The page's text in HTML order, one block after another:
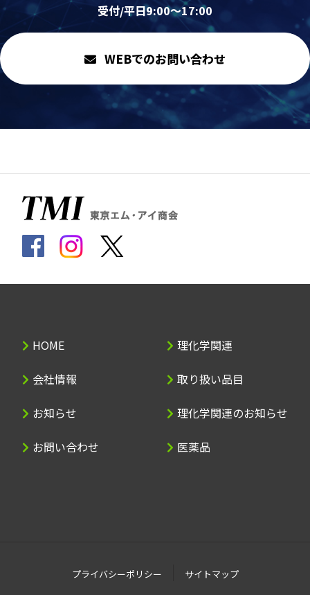
受付/平日9:00～17:00
WEBでのお問い合わせ
HOME
会社情報
お知らせ
お問い合わせ
理化学関連
取り扱い品目
理化学関連のお知らせ
医薬品
プライバシーポリシー サイトマップ